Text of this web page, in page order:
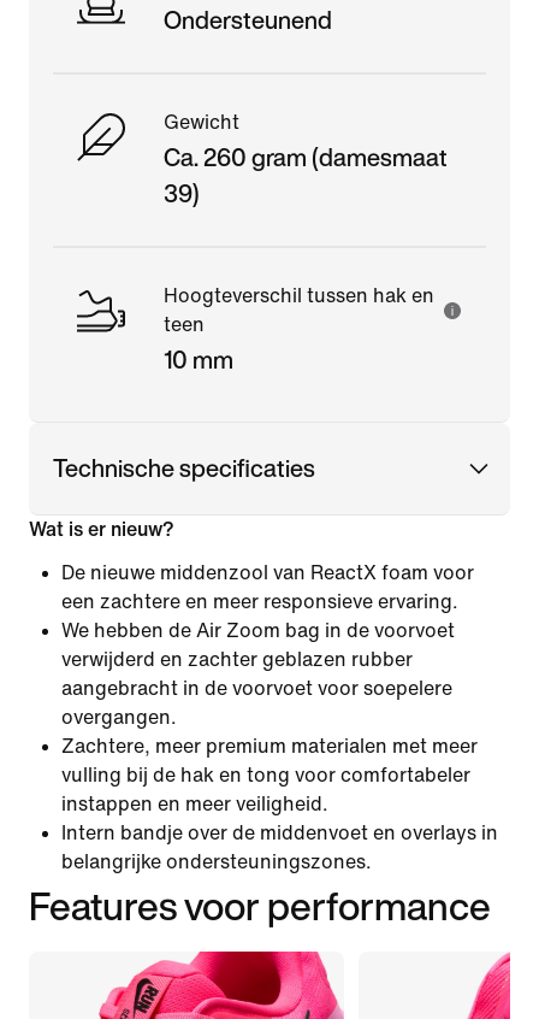
Ondersteunend
Gewicht
Ca. 260 gram (damesmaat
39)
Hoogteverschil tussen hak en
teen
10 mm
Technische specificaties
Wat is er nieuw?
De nieuwe middenzool van ReactX foam voor
een zachtere en meer responsieve ervaring.
We hebben de Air Zoom bag in de voorvoet
verwijderd en zachter geblazen rubber
aangebracht in de voorvoet voor soepelere
overgangen.
Zachtere, meer premium materialen met meer
vulling bij de hak en tong voor comfortabeler
instappen en meer veiligheid.
Intern bandje over de middenvoet en overlays in
belangrijke ondersteuningszones.
Features voor performance